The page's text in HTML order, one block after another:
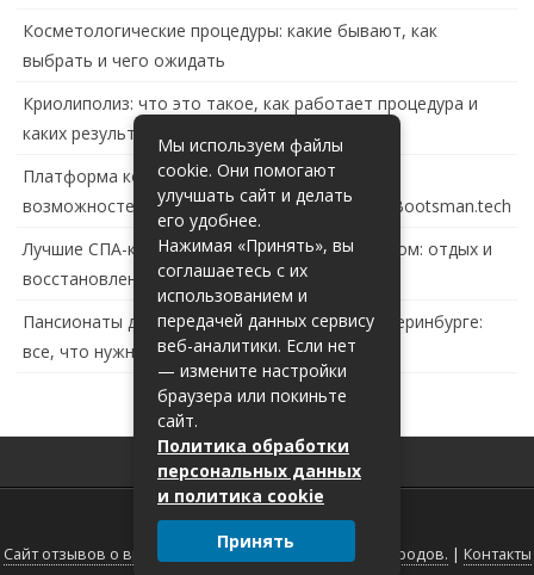
Косметологические процедуры: какие бывают, как
выбрать и чего ожидать
Криолиполиз: что это такое, как работает процедура и
каких результатов ждать
Платформа контейнеризации в России: обзор
возможностей и перспектив развития сайта Bootsman.tech
Лучшие СПА-комплексы в Тольятти с бассейном: отдых и
восстановление за городом
Пансионаты для пожилых с деменцией в Екатеринбурге:
все, что нужно знать
Сайт отзывов о врачах г.Самары, Москвы и других городов. | Контакты
Мы используем файлы
cookie. Они помогают
улучшать сайт и делать
его удобнее.
Нажимая «Принять», вы
соглашаетесь с их
использованием и
передачей данных сервису
веб-аналитики. Если нет
— измените настройки
браузера или покиньте
сайт.
Политика обработки
персональных данных
и политика cookie
Принять